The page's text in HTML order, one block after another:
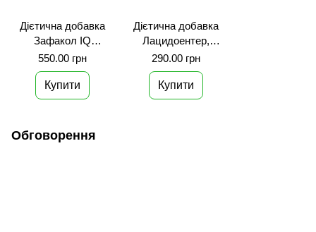
Дієтична добавка
Зафакол IQ
таблетки, №30
550.00 грн
Купити
Дієтична добавка
Лацидоентер,
капсули №10
290.00 грн
Купити
Обговорення